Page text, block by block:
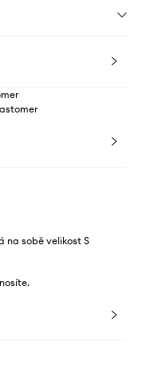
na sobě velikost S